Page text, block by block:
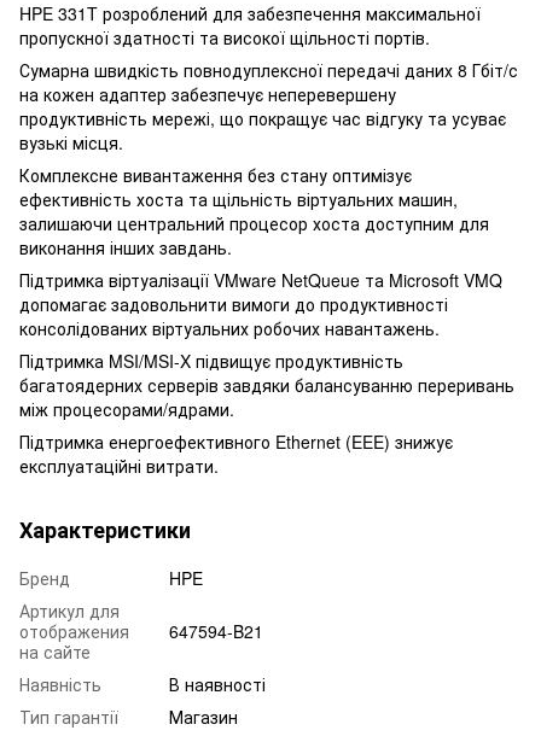
HPE 331T розроблений для забезпечення максимальної
пропускної здатності та високої щільності портів.
Сумарна швидкість повнодуплексної передачі даних 8 Гбіт/с
на кожен адаптер забезпечує неперевершену
продуктивність мережі, що покращує час відгуку та усуває
вузькі місця.
Комплексне вивантаження без стану оптимізує
ефективність хоста та щільність віртуальних машин,
залишаючи центральний процесор хоста доступним для
виконання інших завдань.
Підтримка віртуалізації VMware NetQueue та Microsoft VMQ
допомагає задовольнити вимоги до продуктивності
консолідованих віртуальних робочих навантажень.
Підтримка MSI/MSI-X підвищує продуктивність
багатоядерних серверів завдяки балансуванню переривань
між процесорами/ядрами.
Підтримка енергоефективного Ethernet (EEE) знижує
експлуатаційні витрати.
Характеристики
Бренд
HPE
Артикул для
отображения
на сайте
647594-B21
Наявність
В наявності
Тип гарантії
Магазин